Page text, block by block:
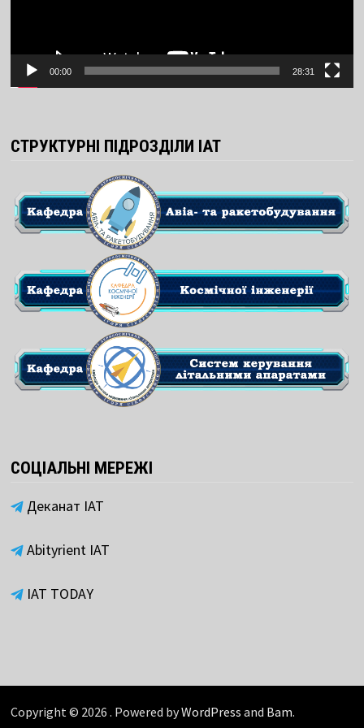
00:00 28:31
СТРУКТУРНІ ПІДРОЗДІЛИ ІАТ
СОЦІАЛЬНІ МЕРЕЖІ
Деканат ІАТ
Abityrient IAT
IAT TODAY
Copyright © 2026 . Powered byWordPress and Bam.